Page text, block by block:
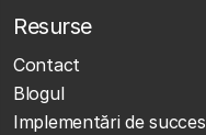
Resurse
Contact
Blogul
Implementări de succes